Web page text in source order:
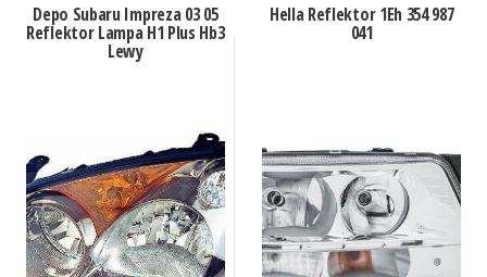
Depo Subaru Impreza 03 05
Reflektor Lampa H1 Plus Hb3
Lewy
Hella Reflektor 1Eh 354 987
041